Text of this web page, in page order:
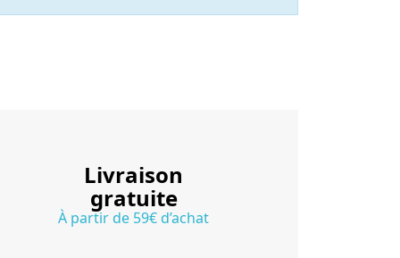
Livraison
gratuite
À partir de 59€ d’achat